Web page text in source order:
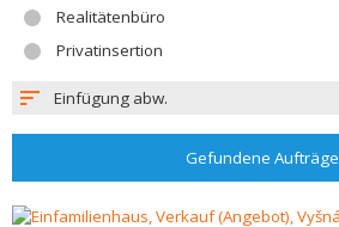
Realitätenbüro
Privatinsertion
Einfügung abw.
Gefundene Aufträge